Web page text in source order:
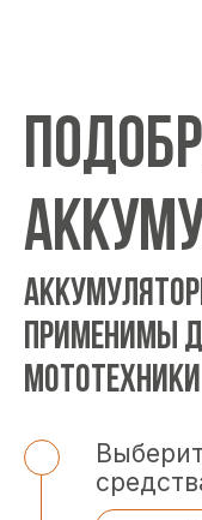
ПРИМЕНИМЫ
МОТОТЕХНИКИ